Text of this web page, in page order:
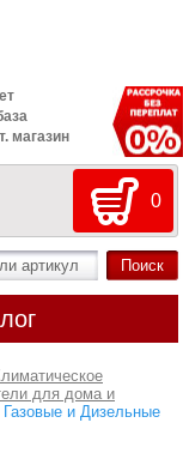
магазин
0
для дома и
и Дизельные